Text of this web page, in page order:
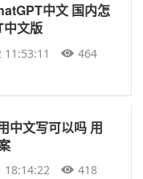
中文 国内怎
文版
11:53:11 464
中文写可以吗 用
18:14:22 418